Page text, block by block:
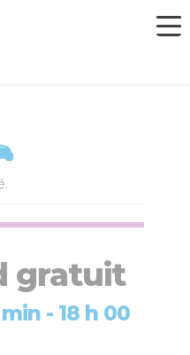
gratuit
- 18 h 00